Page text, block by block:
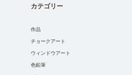
カテゴリー
作品
チョークアート
ウィンドウアート
色鉛筆